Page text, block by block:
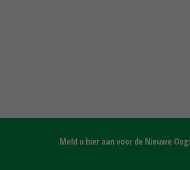
Meld u hier aan voor de Nieuwe